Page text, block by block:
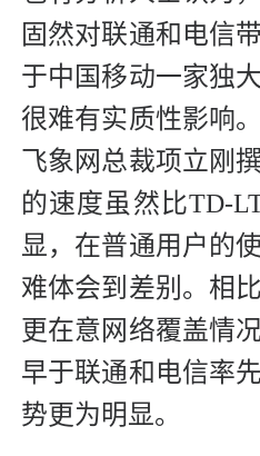
固然对联通和电信
于中国移动一家独
很难有实质性影响
飞象网总裁项立刚
的速度虽然比TD-
显，在普通用户的
难体会到差别。相
更在意网络覆盖情
早于联通和电信率
势更为明显。